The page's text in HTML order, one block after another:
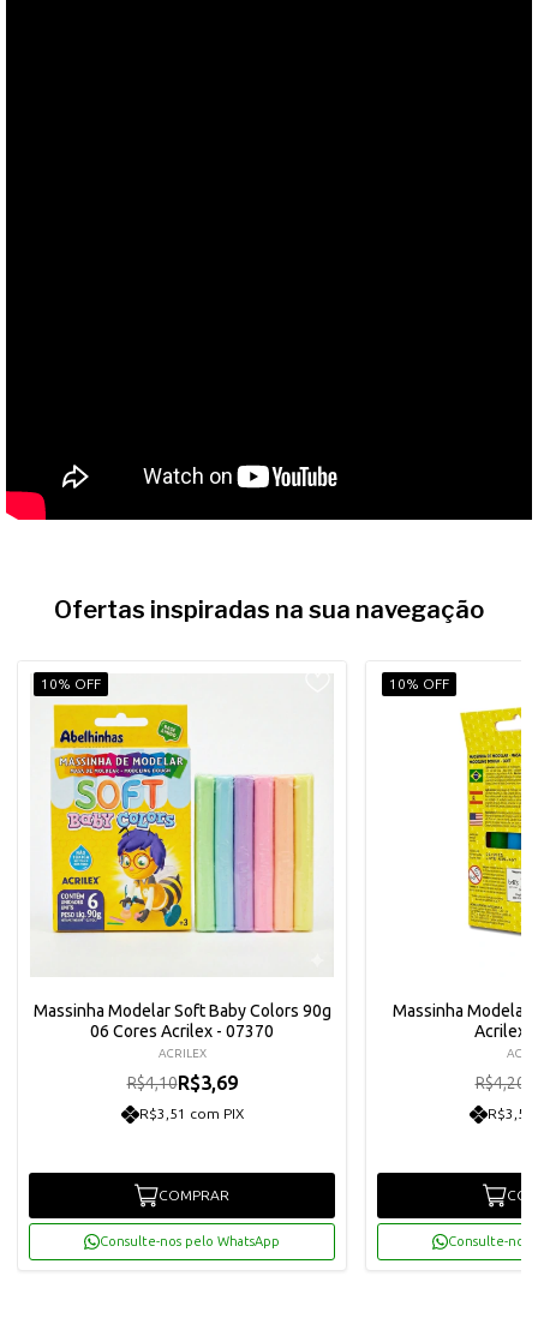
Ofertas inspiradas na sua navegação
10% OFF
Massinha Modelar Soft Baby Colors 90g
06 Cores Acrilex - 07370
ACRILEX
R$4,10R$3,69
R$3,51 com PIX
COMPRAR
Consulte-nos pelo WhatsApp
10% OFF
Massinha Modelar
Acrilex
R$4,20
R$3,59
Consulte-nos